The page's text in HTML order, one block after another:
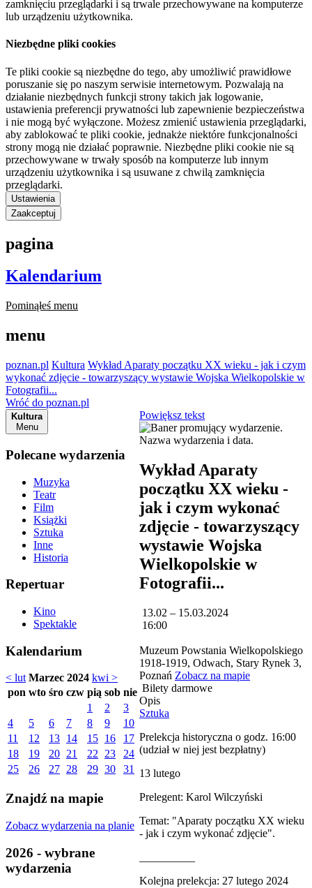
zamknięciu przeglądarki i są trwale przechowywane na komputerze
lub urządzeniu użytkownika.
Niezbędne pliki cookies
Te pliki cookie są niezbędne do tego, aby umożliwić prawidłowe
poruszanie się po naszym serwisie internetowym. Pozwalają na
działanie niezbędnych funkcji strony takich jak logowanie,
ustawienia preferencji prywatności lub zapewnienie bezpieczeństwa
i nie mogą być wyłączone. Możesz zmienić ustawienia przeglądarki,
aby zablokować te pliki cookie, jednakże niektóre funkcjonalności
strony mogą nie działać poprawnie. Niezbędne pliki cookie nie są
przechowywane w trwały sposób na komputerze lub innym
urządzeniu użytkownika i są usuwane z chwilą zamknięcia
przeglądarki.
Ustawienia
Zaakceptuj
pagina
Kalendarium
Pominąłeś menu
menu
poznan.pl Kultura Wykład Aparaty początku XX wieku - jak i czym
wykonać zdjęcie - towarzyszący wystawie Wojska Wielkopolskie w
Fotografii...
Wróć do poznan.pl
Kultura
Menu
Polecane wydarzenia
Muzyka
Teatr
Film
Książki
Sztuka
Inne
Historia
Repertuar
Kino
Spektakle
Kalendarium
< lut Marzec 2024 kwi >
pon wto śro czw pią sob nie
1
2
3
4
5 6 7 8 9
10
11
12 13 14 15 16
17
18
19 20 21 22 23
24
25
26 27 28 29 30 31
Znajdź na mapie
Zobacz wydarzenia na planie
2026 - wybrane
wydarzenia
Powiększ tekst
Wykład Aparaty
początku XX wieku -
jak i czym wykonać
zdjęcie - towarzyszący
wystawie Wojska
Wielkopolskie w
Fotografii...
13.02 – 15.03.2024
16:00
Muzeum Powstania Wielkopolskiego
1918-1919, Odwach, Stary Rynek 3,
Poznań Zobacz na mapie
Bilety darmowe
Opis
Sztuka
Prelekcja historyczna o godz. 16:00
(udział w niej jest bezpłatny)
13 lutego
Prelegent: Karol Wilczyński
Temat: "Aparaty początku XX wieku
- jak i czym wykonać zdjęcie".
Kolejna prelekcja: 27 lutego 2024